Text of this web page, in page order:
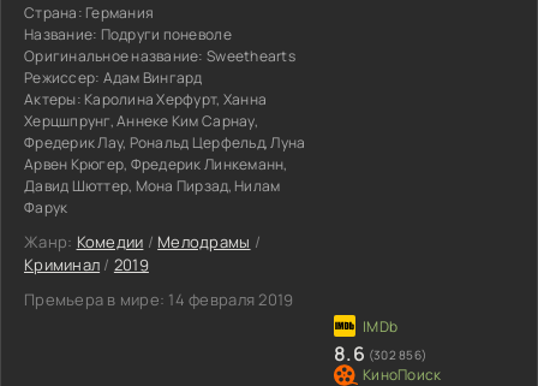
Страна: Германия
Название: Подруги поневоле
Оригинальное название: Sweethearts
Режиссер: Адам Вингард
Актеры: Каролина Херфурт, Ханна
Херцшпрунг, Аннеке Ким Сарнау,
Фредерик Лау, Рональд Церфельд, Луна
Арвен Крюгер, Фредерик Линкеманн,
Давид Шюттер, Мона Пирзад, Нилам
Фарук
Жанр: Комедии / Мелодрамы /
Криминал / 2019
Премьера в мире: 14 февраля 2019
8.6 (302 856)